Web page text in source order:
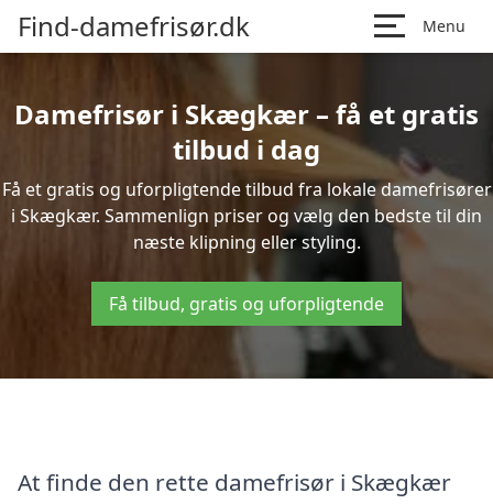
Find-damefrisør.dk Menu
Damefrisør i Skægkær – få et gratis
tilbud i dag
Få et gratis og uforpligtende tilbud fra lokale damefrisører
i Skægkær. Sammenlign priser og vælg den bedste til din
næste klipning eller styling.
Få tilbud, gratis og uforpligtende
At finde den rette damefrisør i Skægkær